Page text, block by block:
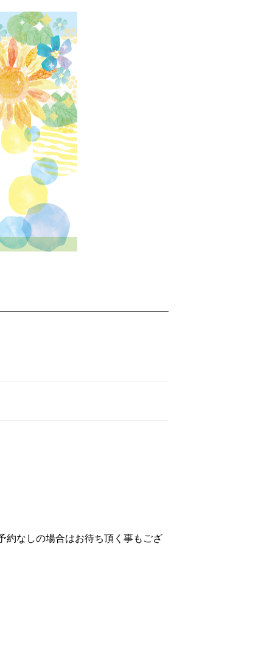
約なしの場合はお待ち頂く事もござ